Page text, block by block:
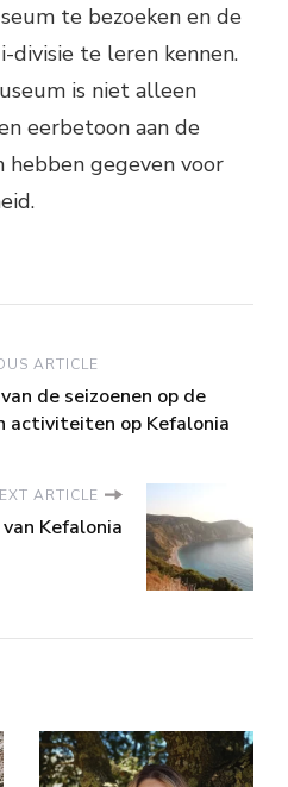
te bezoeken en de
divisie te leren kennen.
is niet alleen
eerbetoon aan de
hebben gegeven voor
ARTICLE
de seizoenen op de
activiteiten op Kefalonia
ARTICLE
Kefalonia